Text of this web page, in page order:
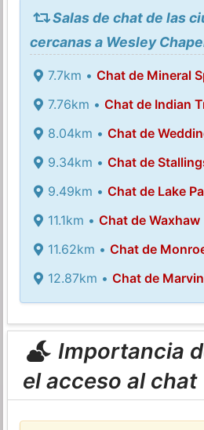
Salas de chat de las
cercanas a Wesley
7.7km • Chat de Mineral
7.76km • Chat de Indian
8.04km • Chat de
9.34km • Chat de
9.49km • Chat de Lake
11.1km • Chat de Waxhaw
11.62km • Chat de
12.87km • Chat de Marvin
Importancia
el acceso al chat